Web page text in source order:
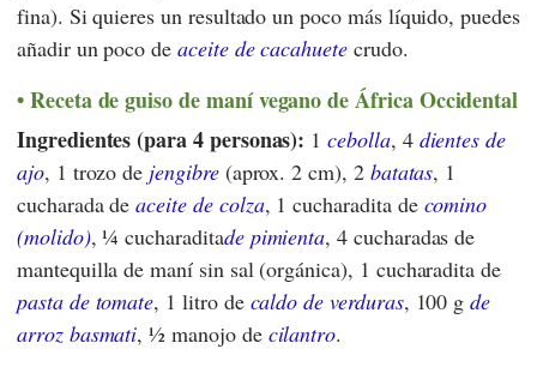
fina). Si quieres un resultado un poco más líquido, puedes
añadir un poco deaceite de cacahuete crudo.
Receta de guiso de maní vegano de África Occidental
Ingredientes (para 4 personas): 1cebolla, 4 dientes de
ajo, 1 trozo de jengibre(aprox. 2 cm), 2 batatas, 1
cucharada deaceite de colza, 1 cucharadita de comino
(molido), ¼ cucharaditade pimienta, 4 cucharadas de
mantequilla de maní sin sal (orgánica), 1 cucharadita de
pasta de tomate, 1 litro de caldo de verduras, 100 gde
arroz basmati, ½ manojo de cilantro.